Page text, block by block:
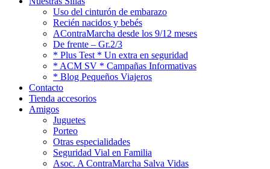
Uso del cinturón de embarazo
Recién nacidos y bebés
AContraMarcha desde los 9/12 meses
De frente – Gr.2/3
* Plus Test * Un extra en seguridad
* ACM SV * Campañas Informativas
* Blog Pequeños Viajeros
Contacto
Tienda accesorios
Amigos
Juguetes
Porteo
Otras especialidades
Seguridad Vial en Familia
Asoc. A ContraMarcha Salva Vidas